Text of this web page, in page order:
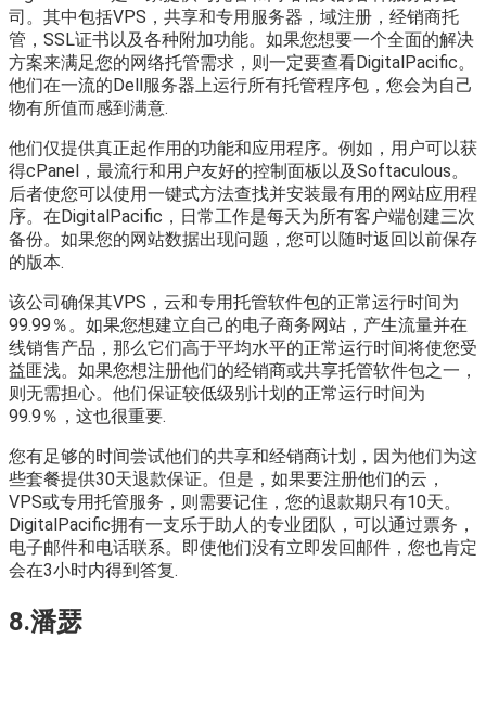
司。其中包括VPS，共享和专用服务器，域注册，经销商托
管，SSL证书以及各种附加功能。如果您想要一个全面的解决
方案来满足您的网络托管需求，则一定要查看DigitalPacific。
他们在一流的Dell服务器上运行所有托管程序包，您会为自己
物有所值而感到满意.
他们仅提供真正起作用的功能和应用程序。例如，用户可以获
得cPanel，最流行和用户友好的控制面板以及Softaculous。
后者使您可以使用一键式方法查找并安装最有用的网站应用程
序。在DigitalPacific，日常工作是每天为所有客户端创建三次
备份。如果您的网站数据出现问题，您可以随时返回以前保存
的版本.
该公司确保其VPS，云和专用托管软件包的正常运行时间为
99.99％。如果您想建立自己的电子商务网站，产生流量并在
线销售产品，那么它们高于平均水平的正常运行时间将使您受
益匪浅。如果您想注册他们的经销商或共享托管软件包之一，
则无需担心。他们保证较低级别计划的正常运行时间为
99.9％，这也很重要.
您有足够的时间尝试他们的共享和经销商计划，因为他们为这
些套餐提供30天退款保证。但是，如果要注册他们的云，
VPS或专用托管服务，则需要记住，您的退款期只有10天。
DigitalPacific拥有一支乐于助人的专业团队，可以通过票务，
电子邮件和电话联系。即使他们没有立即发回邮件，您也肯定
会在3小时内得到答复.
8.潘瑟